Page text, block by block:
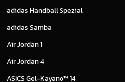
adidas Handball Spezial
adidas Samba
Air Jordan 1
Air Jordan 4
ASICS Gel-Kayano™ 14